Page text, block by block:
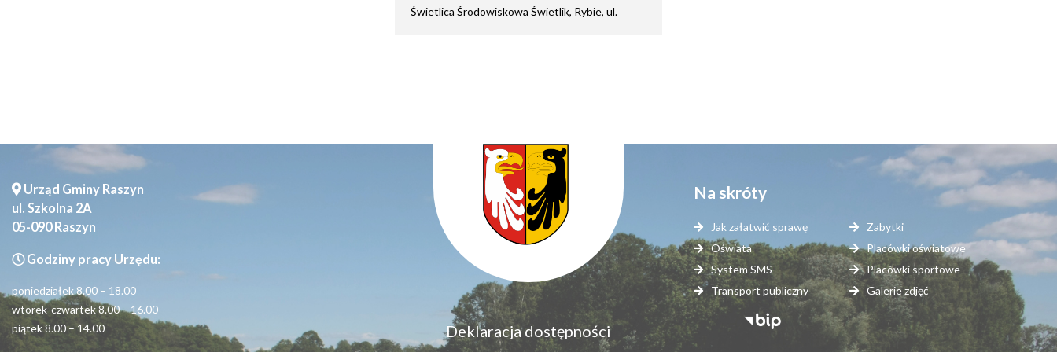
Świetlica Środowiskowa Świetlik, Rybie, ul.
Urząd Gminy Raszyn
ul. Szkolna 2A
05-090 Raszyn
Godziny pracy Urzędu:
poniedziałek 8.00 – 18.00
wtorek-czwartek 8.00 – 16.00
piątek 8.00 – 14.00
dostępność
Deklaracja dostępności
Na skróty
Jak załatwić sprawę
Oświata
System SMS
Transport publiczny
Zabytki
Placówki oświatowe
Placówki sportowe
Galerie zdjęć
Stopka